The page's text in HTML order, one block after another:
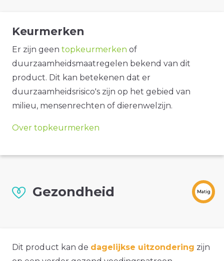
Keurmerken
Er zijn geen topkeurmerken of
duurzaamheidsmaatregelen bekend van dit
product. Dit kan betekenen dat er
duurzaamheidsrisico's zijn op het gebied van
milieu, mensenrechten of dierenwelzijn.
Over topkeurmerken
Gezondheid Matig
Dit product kan de dagelijkse uitzondering zijn